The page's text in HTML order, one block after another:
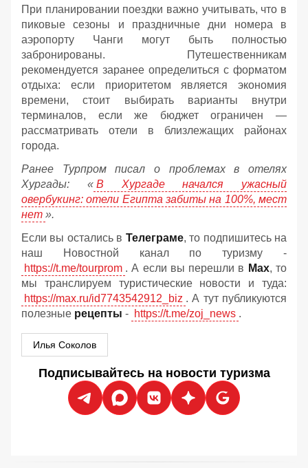
При планировании поездки важно учитывать, что в
пиковые сезоны и праздничные дни номера в
аэропорту Чанги могут быть полностью
забронированы. Путешественникам
рекомендуется заранее определиться с форматом
отдыха: если приоритетом является экономия
времени, стоит выбирать варианты внутри
терминалов, если же бюджет ограничен —
рассматривать отели в близлежащих районах
города.
Ранее Турпром писал о проблемах в отелях
Хургады: « В Хургаде начался ужасный
овербукинг: отели Египта забиты на 100%, мест
нет ».
Если вы остались в Телеграме, то подпишитесь на
наш Новостной канал по туризму -
https://t.me/tourprom . А если вы перешли в Мах, то
мы транслируем туристические новости и туда:
https://max.ru/id7743542912_biz . А тут публикуются
полезные рецепты - https://t.me/zoj_news .
Илья Соколов
Подписывайтесь на новости туризма